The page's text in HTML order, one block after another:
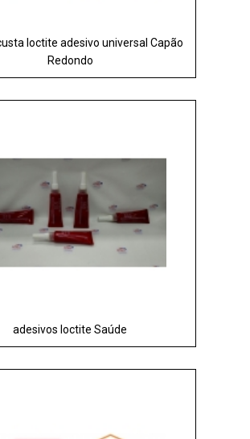
loctite adesivo universal Capão
Redondo
adesivos loctite Saúde